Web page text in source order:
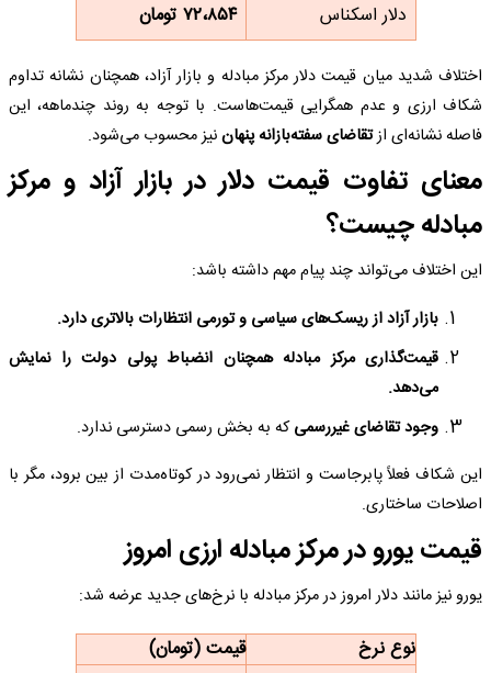
دلار اسکناس
۷۲،۸۵۴ تومان
اختلاف شدید میان قیمت دلار مرکز مبادله و بازار آزاد، همچنان نشانه تداوم
شکاف ارزی و عدم همگرایی قیمت‌هاست. با توجه به روند چندماهه، این
فاصله نشانه‌ای ازتقاضای سفته‌بازانه پنهاننیز محسوب می‌شود.
معنای تفاوت قیمت دلار در بازار آزاد و مرکز
مبادله چیست؟
این اختلاف می‌تواند چند پیام مهم داشته باشد:
بازار آزاد از ریسک‌های سیاسی و تورمی انتظارات بالاتری دارد.
قیمت‌گذاری مرکز مبادله همچنان انضباط پولی دولت را نمایش
می‌دهد.
وجود تقاضای غیررسمیکه به بخش رسمی دسترسی ندارد.
این شکاف فعلاً پابرجاست و انتظار نمی‌رود در کوتاه‌مدت از بین برود، مگر با
اصلاحات ساختاری.
قیمت یورو در مرکز مبادله ارزی امروز
یورو نیز مانند دلار امروز در مرکز مبادله با نرخ‌های جدید عرضه شد:
نوع نرخ
قیمت (تومان)